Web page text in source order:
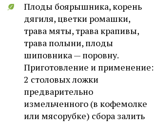
Плоды боярышника, корень
дягиля, цветки ромашки,
трава мяты, трава крапивы,
трава полыни, плоды
шиповника — поровну.
Приготовление и применение:
2 столовых ложки
предварительно
измельченного (в кофемолке
или мясорубке) сбора залить